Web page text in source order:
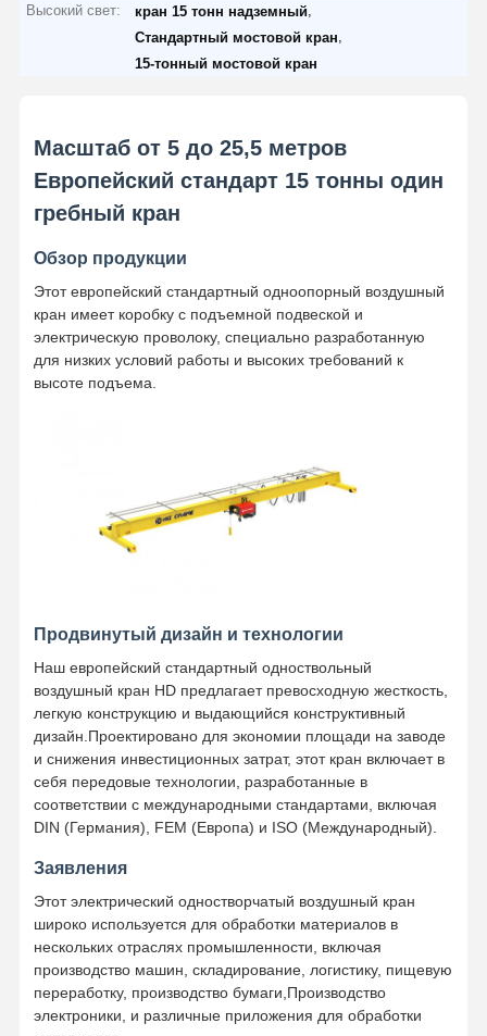
Высокий свет:
кран 15 тонн надземный
Стандартный мостовой кран
15-тонный мостовой кран
Масштаб от 5 до 25,5 метров
Европейский стандарт 15 тонны один
гребный кран
Обзор продукции
Этот европейский стандартный одноопорный воздушный
кран имеет коробку с подъемной подвеской и
электрическую проволоку, специально разработанную
для низких условий работы и высоких требований к
высоте подъема.
Продвинутый дизайн и технологии
Наш европейский стандартный одноствольный
воздушный кран HD предлагает превосходную жесткость,
легкую конструкцию и выдающийся конструктивный
дизайн.Проектировано для экономии площади на заводе
и снижения инвестиционных затрат, этот кран включает в
себя передовые технологии, разработанные в
соответствии с международными стандартами, включая
DIN (Германия), FEM (Европа) и ISO (Международный).
Заявления
Этот электрический одностворчатый воздушный кран
широко используется для обработки материалов в
нескольких отраслях промышленности, включая
производство машин, складирование, логистику, пищевую
переработку, производство бумаги,Производство
электроники, и различные приложения для обработки